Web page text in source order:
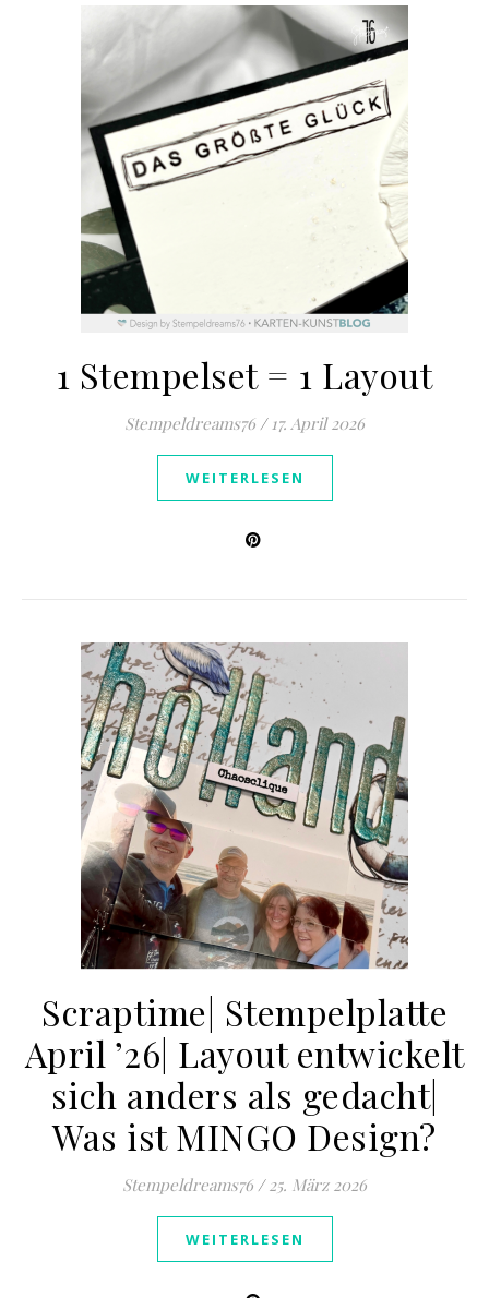
1 Stempelset = 1 Layout
Stempeldreams76 / 17. April 2026
WEITERLESEN
Scraptime| Stempelplatte
April ’26| Layout entwickelt
sich anders als gedacht|
Was ist MINGO Design?
Stempeldreams76 / 25. März 2026
WEITERLESEN